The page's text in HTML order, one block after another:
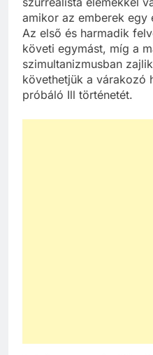
amikor az emberek egy
Az első és harmadik
követi egymást, míg a
szimultanizmusban
követhetjük a várakozó
próbáló Ill történetét.